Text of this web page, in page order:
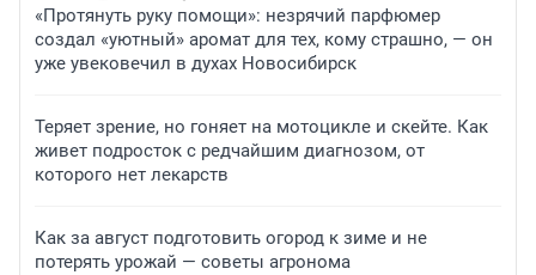
«Протянуть руку помощи»: незрячий парфюмер
создал «уютный» аромат для тех, кому страшно, — он
уже увековечил в духах Новосибирск
Теряет зрение, но гоняет на мотоцикле и скейте. Как
живет подросток с редчайшим диагнозом, от
которого нет лекарств
Как за август подготовить огород к зиме и не
потерять урожай — советы агронома